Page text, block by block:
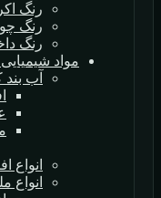
رنگ
رنگ
رنگ
مواد
آب بند
انواع
انواع